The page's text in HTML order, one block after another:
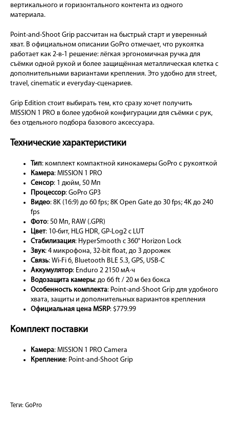
вертикального и горизонтального контента из одного
материала.
Point-and-Shoot Grip рассчитан на быстрый старт и уверенный
хват. В официальном описании GoPro отмечает, что рукоятка
работает как 2-в-1 решение: лёгкая эргономичная ручка для
съёмки одной рукой и более защищённая металлическая клетка с
дополнительными вариантами крепления. Это удобно для street,
travel, cinematic и everyday-сценариев.
Grip Edition стоит выбирать тем, кто сразу хочет получить
MISSION 1 PRO в более удобной конфигурации для съёмки с рук,
без отдельного подбора базового аксессуара.
Технические характеристики
Тип: комплект компактной кинокамеры GoPro с рукояткой
Камера: MISSION 1 PRO
Сенсор: 1 дюйм, 50 Мп
Процессор: GoPro GP3
Видео: 8K (16:9) до 60 fps; 8K Open Gate до 30 fps; 4K до 240
fps
Фото: 50 Мп, RAW (.GPR)
Цвет: 10-бит, HLG HDR, GP-Log2 с LUT
Стабилизация: HyperSmooth с 360° Horizon Lock
Звук: 4 микрофона, 32-bit float, до 3 дорожек
Связь: Wi‑Fi 6, Bluetooth BLE 5.3, GPS, USB‑C
Аккумулятор: Enduro 2 2150 мА·ч
Водозащита камеры: до 66 ft / 20 м без бокса
Особенность комплекта: Point-and-Shoot Grip для удобного
хвата, защиты и дополнительных вариантов крепления
Официальная цена MSRP: $779.99
Комплект поставки
Камера: MISSION 1 PRO Camera
Крепление: Point-and-Shoot Grip
Теги: GoPro